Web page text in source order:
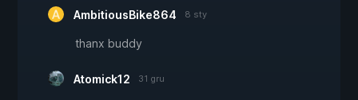
AmbitiousBike864 8 sty
thanx buddy
Atomick12 31 gru